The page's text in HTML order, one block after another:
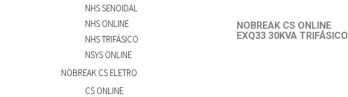
NHS SENOIDAL
NHS ONLINE
NHS TRIFÁSICO
NSYS ONLINE
NOBREAK CS ELETRO
CS ONLINE
NOBREAK CS ONLINE
EXQ33 30KVA TRIFÁSICO